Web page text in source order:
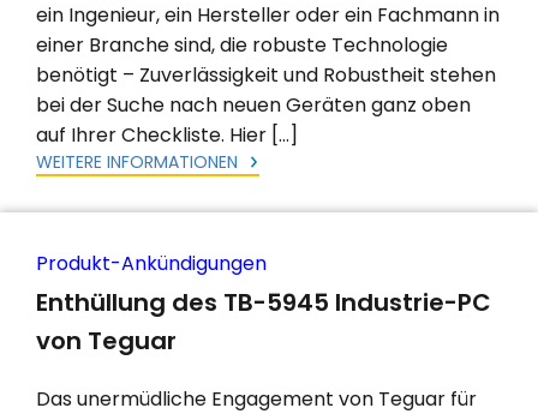
ein Ingenieur, ein Hersteller oder ein Fachmann in
einer Branche sind, die robuste Technologie
benötigt – Zuverlässigkeit und Robustheit stehen
bei der Suche nach neuen Geräten ganz oben
auf Ihrer Checkliste. Hier […]
WEITERE INFORMATIONEN
Produkt-Ankündigungen
Enthüllung des TB-5945 Industrie-PC
von Teguar
Das unermüdliche Engagement von Teguar für